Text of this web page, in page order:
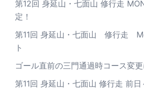
第12回 身延山・七面山 修行走
定！
第11回 身延山・七面山 修行走
ト
ゴール直前の三門通過時コース変
第11回 身延山・七面山 修行走 前日